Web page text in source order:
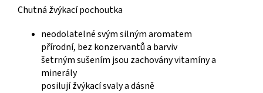
Chutná žvýkací pochoutka
neodolatelné svým silným aromatem
přírodní, bez konzervantů a barviv
šetrným sušením jsou zachovány vitamíny a
minerály
posilují žvýkací svaly a dásně